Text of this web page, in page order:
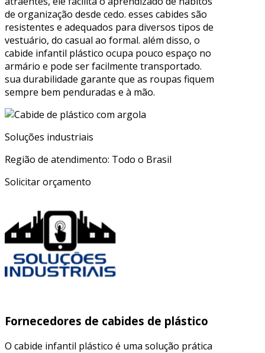
de organização desde cedo. esses cabides são
resistentes e adequados para diversos tipos de
vestuário, do casual ao formal. além disso, o
cabide infantil plástico ocupa pouco espaço no
armário e pode ser facilmente transportado.
sua durabilidade garante que as roupas fiquem
sempre bem penduradas e à mão.
Soluções industriais
Região de atendimento: Todo o Brasil
Solicitar orçamento
Fornecedores de cabides de plástico
O cabide infantil plástico é uma solução prática